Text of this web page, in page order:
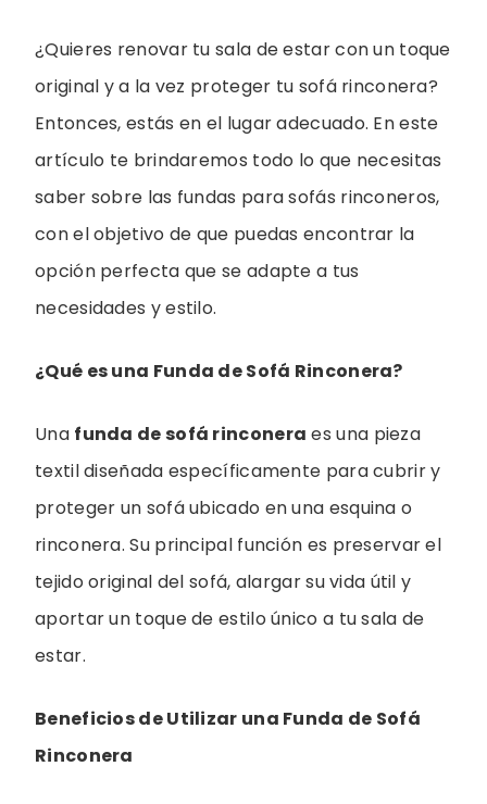
¿Quieres renovar tu sala de estar con un toque
original y a la vez proteger tu sofá rinconera?
Entonces, estás en el lugar adecuado. En este
artículo te brindaremos todo lo que necesitas
saber sobre las fundas para sofás rinconeros,
con el objetivo de que puedas encontrar la
opción perfecta que se adapte a tus
necesidades y estilo.
¿Qué es una Funda de Sofá Rinconera?
Una funda de sofá rinconera es una pieza
textil diseñada específicamente para cubrir y
proteger un sofá ubicado en una esquina o
rinconera. Su principal función es preservar el
tejido original del sofá, alargar su vida útil y
aportar un toque de estilo único a tu sala de
estar.
Beneficios de Utilizar una Funda de Sofá
Rinconera